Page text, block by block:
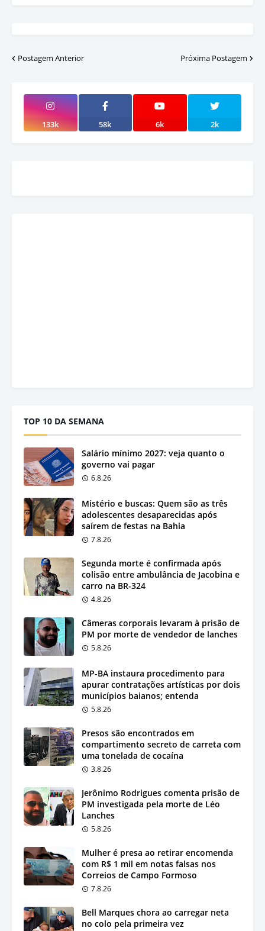
Postagem Anterior Próxima Postagem
133k 58k 6k 2k
TOP 10 DA SEMANA
Salário mínimo 2027: veja quanto o
governo vai pagar
6.8.26
Mistério e buscas: Quem são as três
adolescentes desaparecidas após
saírem de festas na Bahia
7.8.26
Segunda morte é confirmada após
colisão entre ambulância de Jacobina e
carro na BR-324
4.8.26
Câmeras corporais levaram à prisão de
PM por morte de vendedor de lanches
5.8.26
MP-BA instaura procedimento para
apurar contratações artísticas por dois
municípios baianos; entenda
5.8.26
Presos são encontrados em
compartimento secreto de carreta com
uma tonelada de cocaína
3.8.26
Jerônimo Rodrigues comenta prisão de
PM investigada pela morte de Léo
Lanches
5.8.26
Mulher é presa ao retirar encomenda
com R$ 1 mil em notas falsas nos
Correios de Campo Formoso
7.8.26
Bell Marques chora ao carregar neta
no colo pela primeira vez